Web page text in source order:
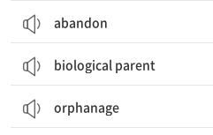
abandon
biological parent
orphanage